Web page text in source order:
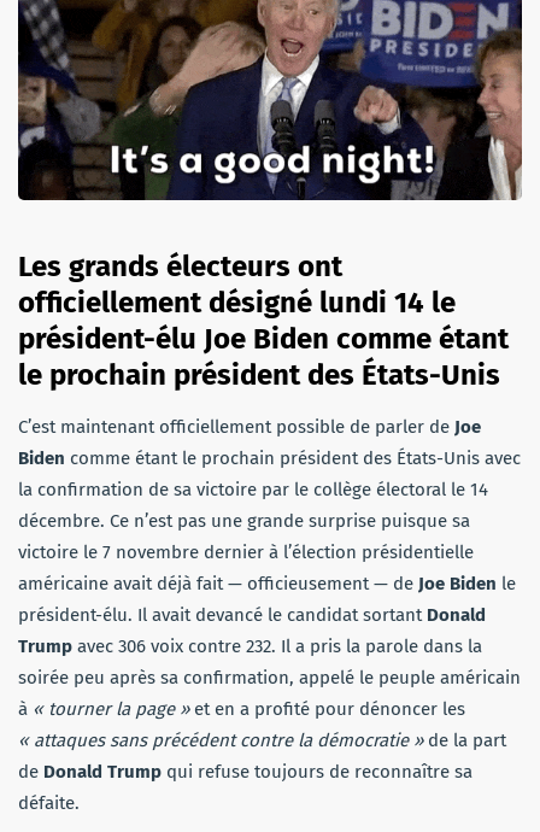
Les grands électeurs ont
officiellement désigné lundi 14 le
président-élu Joe Biden comme étant
le prochain président des États-Unis
C’est maintenant officiellement possible de parler de Joe
Biden comme étant le prochain président des États-Unis avec
la confirmation de sa victoire par le collège électoral le 14
décembre. Ce n’est pas une grande surprise puisque sa
victoire le 7 novembre dernier à l’élection présidentielle
américaine avait déjà fait — officieusement — de Joe Biden le
président-élu. Il avait devancé le candidat sortant Donald
Trump avec 306 voix contre 232. Il a pris la parole dans la
soirée peu après sa confirmation, appelé le peuple américain
à « tourner la page »et en a profité pour dénoncer les
« attaques sans précédent contre la démocratie »de la part
de Donald Trump qui refuse toujours de reconnaître sa
défaite.